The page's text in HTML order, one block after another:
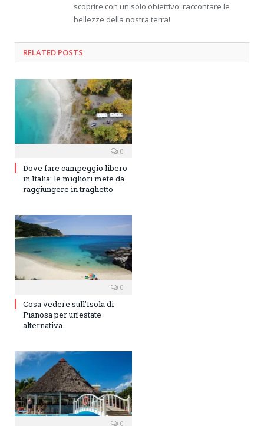
scoprire con un solo obiettivo: raccontare le
bellezze della nostra terra!
RELATED POSTS
0
Dove fare campeggio libero
in Italia: le migliori mete da
raggiungere in traghetto
0
Cosa vedere sull’Isola di
Pianosa per un’estate
alternativa
0